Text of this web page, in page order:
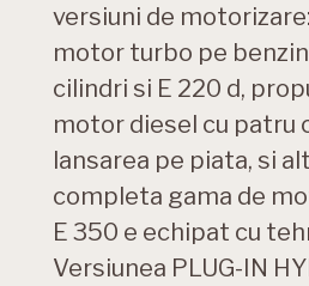
versiuni de
motor turbo pe
cilindri si E 220 d,
motor diesel cu patru
lansarea pe piata, si
completa gama de
E 350 e echipat cu
Versiunea PLUG-IN